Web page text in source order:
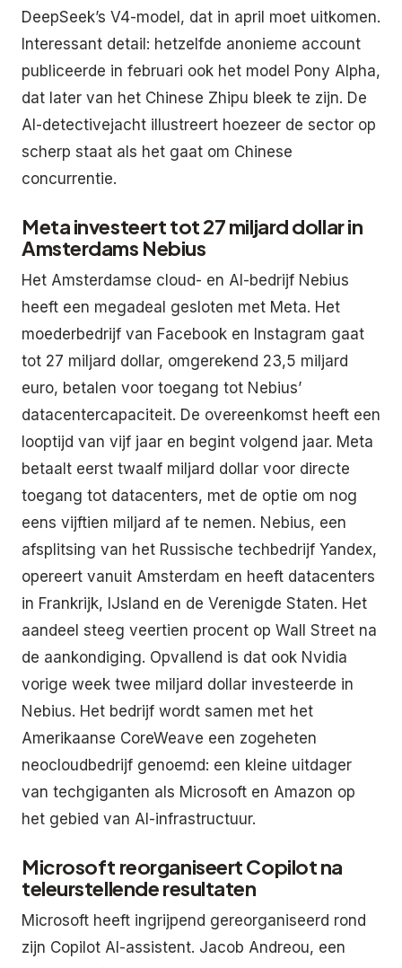
DeepSeek’s V4-model, dat in april moet uitkomen.
Interessant detail: hetzelfde anonieme account
publiceerde in februari ook het model Pony Alpha,
dat later van het Chinese Zhipu bleek te zijn. De
AI-detectivejacht illustreert hoezeer de sector op
scherp staat als het gaat om Chinese
concurrentie.
Meta investeert tot 27 miljard dollar in
Amsterdams Nebius
Het Amsterdamse cloud- en AI-bedrijf Nebius
heeft een megadeal gesloten met Meta. Het
moederbedrijf van Facebook en Instagram gaat
tot 27 miljard dollar, omgerekend 23,5 miljard
euro, betalen voor toegang tot Nebius’
datacentercapaciteit. De overeenkomst heeft een
looptijd van vijf jaar en begint volgend jaar. Meta
betaalt eerst twaalf miljard dollar voor directe
toegang tot datacenters, met de optie om nog
eens vijftien miljard af te nemen. Nebius, een
afsplitsing van het Russische techbedrijf Yandex,
opereert vanuit Amsterdam en heeft datacenters
in Frankrijk, IJsland en de Verenigde Staten. Het
aandeel steeg veertien procent op Wall Street na
de aankondiging. Opvallend is dat ook Nvidia
vorige week twee miljard dollar investeerde in
Nebius. Het bedrijf wordt samen met het
Amerikaanse CoreWeave een zogeheten
neocloudbedrijf genoemd: een kleine uitdager
van techgiganten als Microsoft en Amazon op
het gebied van AI-infrastructuur.
Microsoft reorganiseert Copilot na
teleurstellende resultaten
Microsoft heeft ingrijpend gereorganiseerd rond
zijn Copilot AI-assistent. Jacob Andreou, een